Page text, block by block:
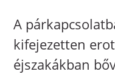
A
kifejezetten
éjszakákban